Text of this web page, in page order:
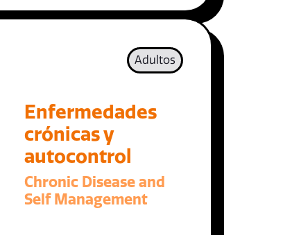
Adultos
Enfermedades
crónicas y
autocontrol
Chronic Disease and
Self Management